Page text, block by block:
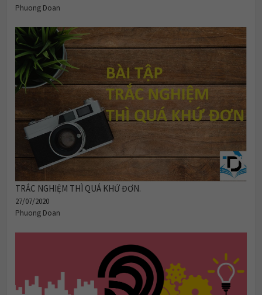
Phuong Doan
TRẮC NGHIỆM THÌ QUÁ KHỨ ĐƠN.
27/07/2020
Phuong Doan